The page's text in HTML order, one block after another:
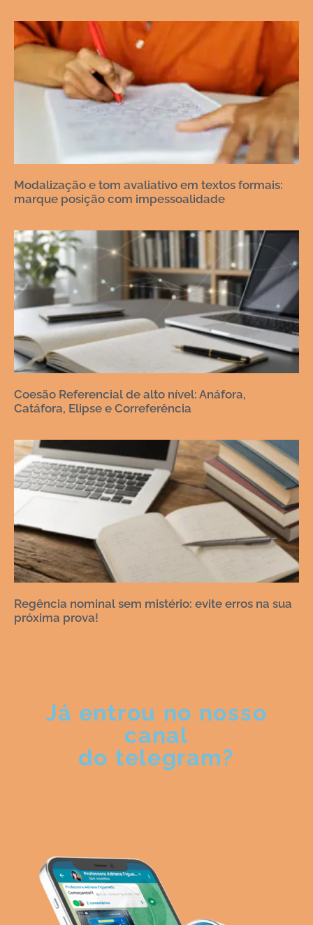
Modalização e tom avaliativo em textos formais:
marque posição com impessoalidade
Coesão Referencial de alto nível: Anáfora,
Catáfora, Elipse e Correferência
Regência nominal sem mistério: evite erros na sua
próxima prova!
Já entrou no nosso
canal
do telegram?